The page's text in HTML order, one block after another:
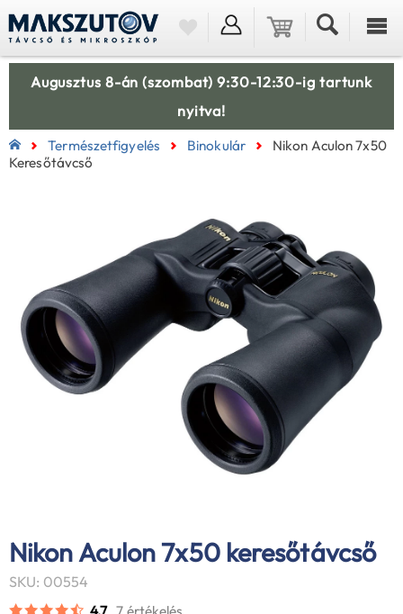
Augusztus 8-án (szombat) 9:30-12:30-ig tartunk
nyitva!
Természetfigyelés Binokulár
Nikon Aculon 7x50
Keresőtávcső
Nikon Aculon 7x50 keresőtávcső
SKU: 00554